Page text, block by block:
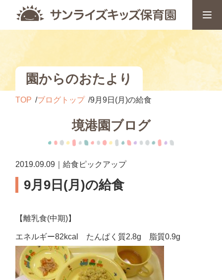
園からのおたより
TOP ブログトップ 9月9日(月)の給食
境港園ブログ
2019.09.09｜給食ピックアップ
9月9日(月)の給食
【離乳食(中期)】
エネルギー82kcal たんぱく質2.8g 脂質0.9g